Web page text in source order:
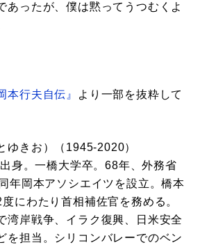
あったが、僕は黙ってうつむくよ
本行夫自伝』
より一部を抜粋して
ゆきお）（1945-2020）
身。一橋大学卒。68年、外務省
年岡本アソシエイツを設立。橋本
にわたり首相補佐官を務める。
湾岸戦争、イラク復興、日米安全
を担当。シリコンバレーでのベン